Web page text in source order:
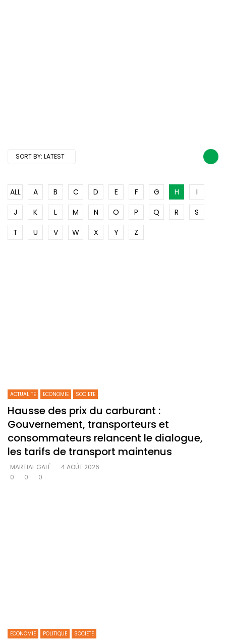
SORT BY: LATEST
ALL A B C D E F G H
I
J
K L M N O P Q R
S
T
U V W X Y Z
ACTUALITE ECONOMIE SOCIETE
Hausse des prix du carburant :
Gouvernement, transporteurs et
consommateurs relancent le dialogue,
les tarifs de transport maintenus
MARTIAL GALÉ
4 AOÛT 2026
0
0 0
ECONOMIE POLITIQUE SOCIETE